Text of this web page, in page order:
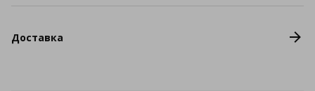
Доставка